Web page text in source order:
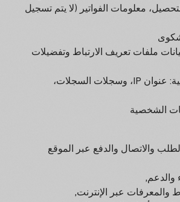
معلومات الفواتير (لا يتم تسجيل
ملفات تعريف الارتباط وتفضيلات
معالجة البيانات الأمنية: عنوان IP، وسجلات السجلات،
والاتصال والدفع عبر الموقع
والدعم,
والمعرفات عبر الإنترنت,